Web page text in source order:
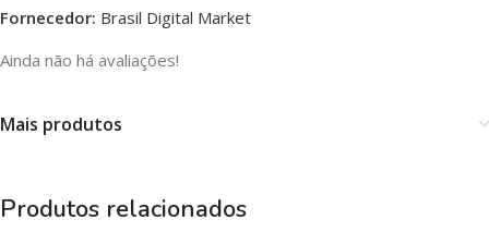
Fornecedor: Brasil Digital Market
Ainda não há avaliações!
Mais produtos
Produtos relacionados